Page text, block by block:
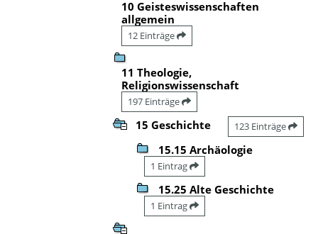
10 Geisteswissenschaften
allgemein
12 Einträge
11 Theologie,
Religionswissenschaft
197 Einträge
15 Geschichte 123 Einträge
15.15 Archäologie
1 Eintrag
15.25 Alte Geschichte
1 Eintrag